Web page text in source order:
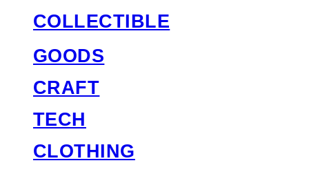
COLLECTIBLE
GOODS
CRAFT
TECH
CLOTHING